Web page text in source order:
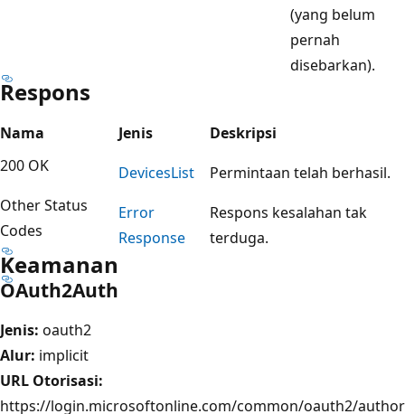
(yang belum
pernah
disebarkan).
Respons
Nama Jenis
Deskripsi
200 OK
DevicesList
Permintaan telah berhasil.
Other Status
Codes
Error
Response
Respons kesalahan tak
terduga.
Keamanan
OAuth2Auth
Jenis: oauth2
Alur: implicit
URL Otorisasi:
https://login.microsoftonline.com/common/oauth2/author